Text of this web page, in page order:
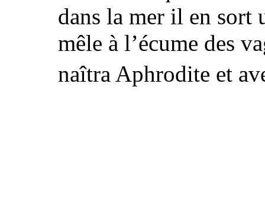
dans la mer il en sort
mêle à l’écume des
naîtra Aphrodite et